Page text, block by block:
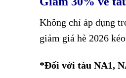
Không chỉ áp dụng
giảm giá hè 2026
*Đối với tàu NA1,